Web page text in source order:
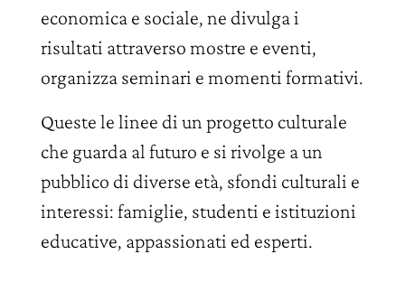
economica e sociale, ne divulga i
risultati attraverso mostre e eventi,
organizza seminari e momenti formativi.
Queste le linee di un progetto culturale
che guarda al futuro e si rivolge a un
pubblico di diverse età, sfondi culturali e
interessi: famiglie, studenti e istituzioni
educative, appassionati ed esperti.